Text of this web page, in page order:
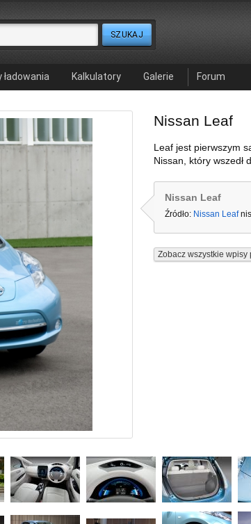
ładowania Kalkulatory Galerie Forum
Nissan Leaf
Leaf jest pierwszym
Nissan, który wszedł
Nissan Leaf
Źródło: Nissan Leaf
Zobacz wszystkie